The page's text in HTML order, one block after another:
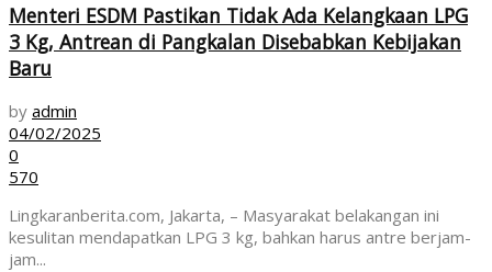
Menteri ESDM Pastikan Tidak Ada Kelangkaan LPG
3 Kg, Antrean di Pangkalan Disebabkan Kebijakan
Baru
by admin
04/02/2025
0
570
Lingkaranberita.com, Jakarta, – Masyarakat belakangan ini
kesulitan mendapatkan LPG 3 kg, bahkan harus antre berjam-
jam...